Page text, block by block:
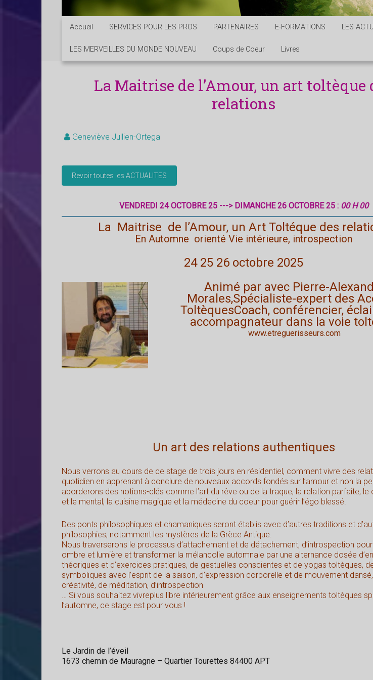
Accueil SERVICES POUR LES PROS PARTENAIRES E-FORMATIONS LES
LES MERVEILLES DU MONDE NOUVEAU Coups de Coeur Livres
La Maitrise de l’Amour, un art toltèque
relations
Geneviève Jullien-Ortega
VENDREDI 24 OCTOBRE 25 ---> DIMANCHE 26 OCTOBRE 25 : 00 H 00
La Maitrise de l’Amour, un Art Toltéque des
En Automne orienté Vie intérieure, introspection
24 25 26 octobre 2025
Animé par avec Pierre-
Morales,Spécialiste-expert des
ToltèquesCoach, conférencier,
accompagnateur dans la voie
www.etreguerisseurs.com
Un art des relations authentiques
Nous verrons au cours de ce stage de trois jours en résidentiel, comment vivre des
quotidien en apprenant à conclure de nouveaux accords fondés sur l’amour et non la
aborderons des notions-clés comme l’art du rêve ou de la traque, la relation parfaite, le
et le mental, la cuisine magique et la médecine du coeur pour guérir l’égo blessé.
Des ponts philosophiques et chamaniques seront établis avec d’autres traditions et
philosophies, notamment les mystères de la Grèce Antique.
Nous traverserons le processus d’attachement et de détachement, d’introspection
ombre et lumière et transformer la mélancolie automnale par une alternance dosée
théoriques et d’exercices pratiques, de gestuelles conscientes et de yogas toltèques,
symboliques avec l’esprit de la saison, d’expression corporelle et de mouvement
créativité, de méditation, d’introspection
… Si vous souhaitez vivreplus libre intérieurement grâce aux enseignements toltèques
l’automne, ce stage est pour vous !
Le Jardin de l’éveil
1673 chemin de Mauragne – Quartier Tourettes 84400 APT